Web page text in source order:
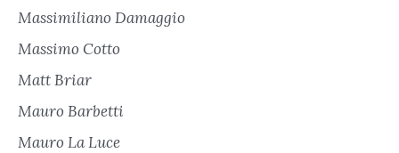
Massimiliano Damaggio
Massimo Cotto
Matt Briar
Mauro Barbetti
Mauro La Luce